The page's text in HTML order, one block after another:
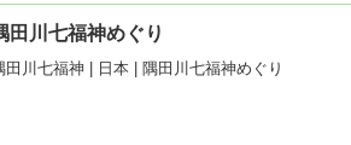
田川七福神めぐり
田川七福神 | 日本 | 隅田川七福神めぐり